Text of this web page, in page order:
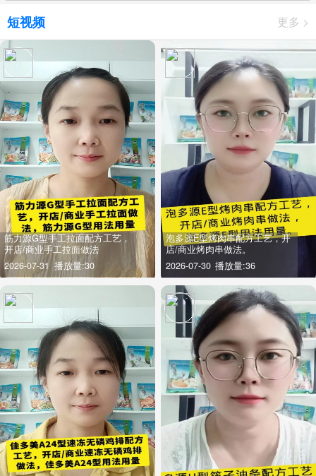
短视频 更多 >
筋力源G型手工拉面配方工艺，
开店/商业手工拉面做法
2026-07-31 播放量:30
泡多源E型烤肉串配方工艺，开
店/商业烤肉串做法。
2026-07-30 播放量:36